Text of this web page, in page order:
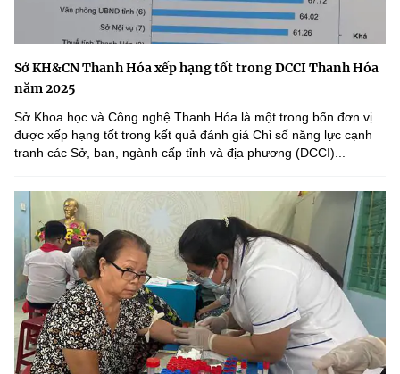
Sở KH&CN Thanh Hóa xếp hạng tốt trong DCCI Thanh Hóa
năm 2025
Sở Khoa học và Công nghệ Thanh Hóa là một trong bốn đơn vị
được xếp hạng tốt trong kết quả đánh giá Chỉ số năng lực cạnh
tranh các Sở, ban, ngành cấp tỉnh và địa phương (DCCI)...